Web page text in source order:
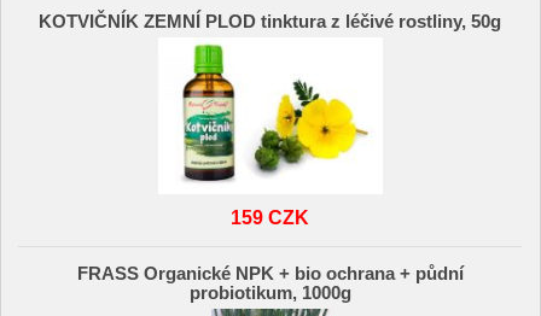
KOTVIČNÍK ZEMNÍ PLOD tinktura z léčivé rostliny, 50g
159 CZK
FRASS Organické NPK + bio ochrana + půdní
probiotikum, 1000g